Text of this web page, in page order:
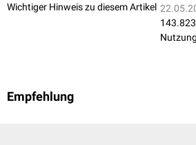
Wichtiger Hinweis zu diesem Artikel
Empfehlung